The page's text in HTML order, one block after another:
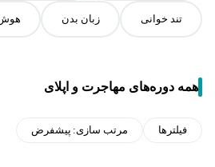
تند خوانی زبان بدن هوش
همه دوره‌های مهاجرت و اپلای
فیلترها مرتب سازی: پیشفرض